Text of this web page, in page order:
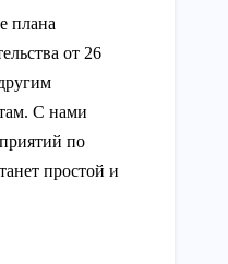
плана
от 26
С нами
по
простой и